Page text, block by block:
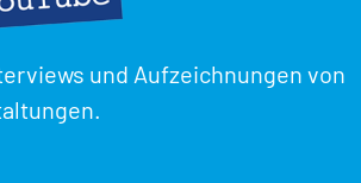
und Aufzeichnungen von